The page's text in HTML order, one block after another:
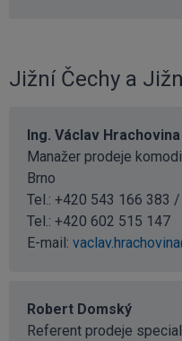
Jižní Čechy a
Ing. Václav Hrachovina
Manažer prodeje
Brno
Tel.: +420 543 166 383
Tel.: +420 602 515 147
E-mail:
Robert Domský
Referent prodeje